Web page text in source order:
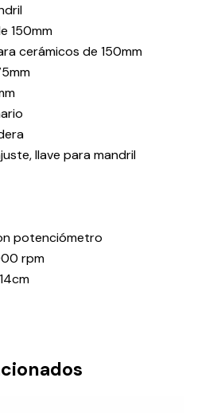
150mm
cerámicos de 150mm
llave para mandril
potenciómetro
rpm